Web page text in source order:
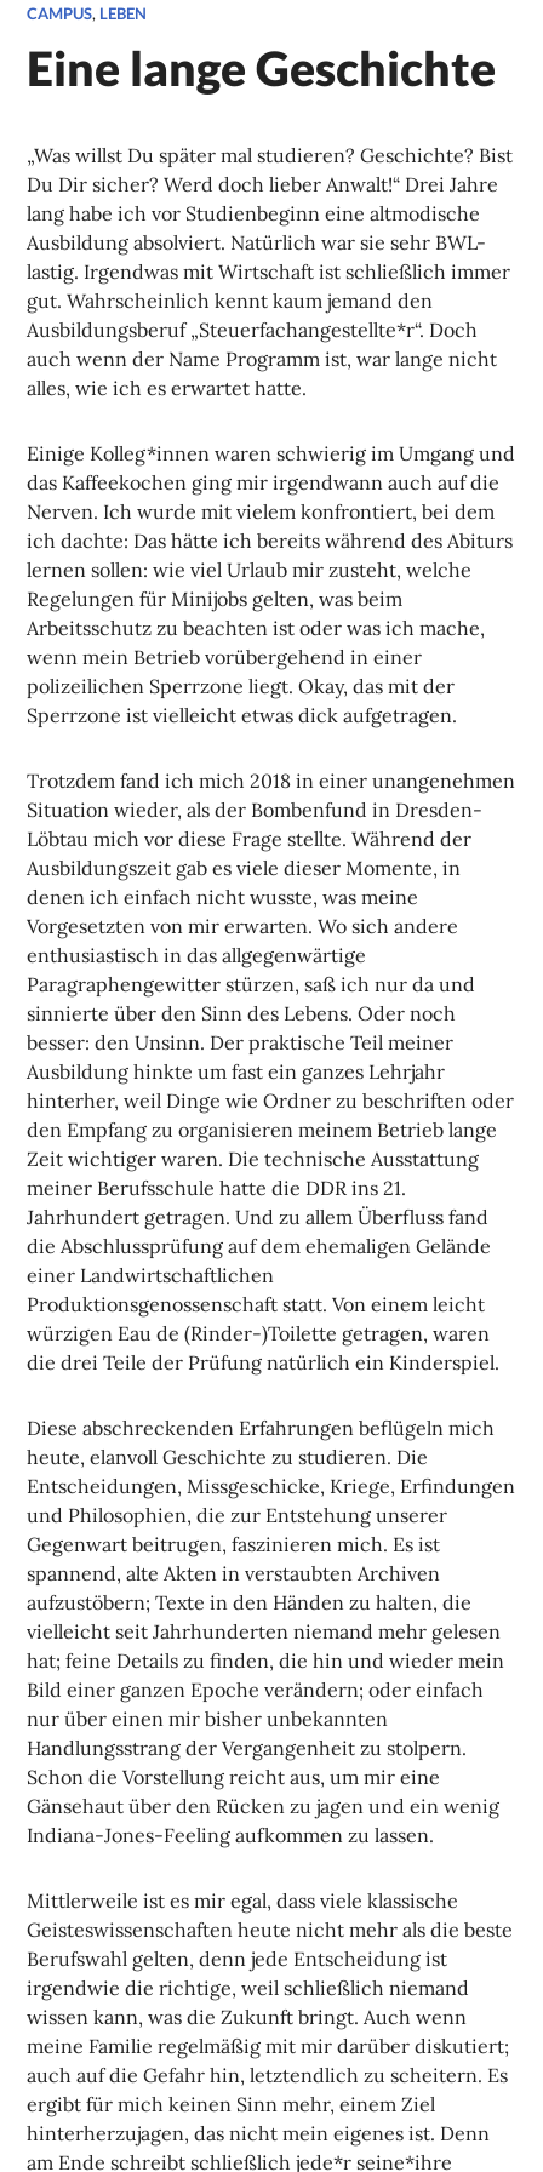
CAMPUS, LEBEN
Eine lange Geschichte
„Was willst Du später mal studieren? Geschichte? Bist
Du Dir sicher? Werd doch lieber Anwalt!“ Drei Jahre
lang habe ich vor Studienbeginn eine altmodische
Ausbildung absolviert. Natürlich war sie sehr BWL-
lastig. Irgendwas mit Wirtschaft ist schließlich immer
gut. Wahrscheinlich kennt kaum jemand den
Ausbildungsberuf „Steuerfachangestellte*r“. Doch
auch wenn der Name Programm ist, war lange nicht
alles, wie ich es erwartet hatte.
Einige Kolleg*innen waren schwierig im Umgang und
das Kaffeekochen ging mir irgendwann auch auf die
Nerven. Ich wurde mit vielem konfrontiert, bei dem
ich dachte: Das hätte ich bereits während des Abiturs
lernen sollen: wie viel Urlaub mir zusteht, welche
Regelungen für Minijobs gelten, was beim
Arbeitsschutz zu beachten ist oder was ich mache,
wenn mein Betrieb vorübergehend in einer
polizeilichen Sperrzone liegt. Okay, das mit der
Sperrzone ist vielleicht etwas dick aufgetragen.
Trotzdem fand ich mich 2018 in einer unangenehmen
Situation wieder, als der Bombenfund in Dresden-
Löbtau mich vor diese Frage stellte. Während der
Ausbildungszeit gab es viele dieser Momente, in
denen ich einfach nicht wusste, was meine
Vorgesetzten von mir erwarten. Wo sich andere
enthusiastisch in das allgegenwärtige
Paragraphengewitter stürzen, saß ich nur da und
sinnierte über den Sinn des Lebens. Oder noch
besser: den Unsinn. Der praktische Teil meiner
Ausbildung hinkte um fast ein ganzes Lehrjahr
hinterher, weil Dinge wie Ordner zu beschriften oder
den Empfang zu organisieren meinem Betrieb lange
Zeit wichtiger waren. Die technische Ausstattung
meiner Berufsschule hatte die DDR ins 21.
Jahrhundert getragen. Und zu allem Überfluss fand
die Abschlussprüfung auf dem ehemaligen Gelände
einer Landwirtschaftlichen
Produktionsgenossenschaft statt. Von einem leicht
würzigen Eau de (Rinder-)Toilette getragen, waren
die drei Teile der Prüfung natürlich ein Kinderspiel.
Diese abschreckenden Erfahrungen beflügeln mich
heute, elanvoll Geschichte zu studieren. Die
Entscheidungen, Missgeschicke, Kriege, Erfindungen
und Philosophien, die zur Entstehung unserer
Gegenwart beitrugen, faszinieren mich. Es ist
spannend, alte Akten in verstaubten Archiven
aufzustöbern; Texte in den Händen zu halten, die
vielleicht seit Jahrhunderten niemand mehr gelesen
hat; feine Details zu finden, die hin und wieder mein
Bild einer ganzen Epoche verändern; oder einfach
nur über einen mir bisher unbekannten
Handlungsstrang der Vergangenheit zu stolpern.
Schon die Vorstellung reicht aus, um mir eine
Gänsehaut über den Rücken zu jagen und ein wenig
Indiana-Jones-Feeling aufkommen zu lassen.
Mittlerweile ist es mir egal, dass viele klassische
Geisteswissenschaften heute nicht mehr als die beste
Berufswahl gelten, denn jede Entscheidung ist
irgendwie die richtige, weil schließlich niemand
wissen kann, was die Zukunft bringt. Auch wenn
meine Familie regelmäßig mit mir darüber diskutiert;
auch auf die Gefahr hin, letztendlich zu scheitern. Es
ergibt für mich keinen Sinn mehr, einem Ziel
hinterherzujagen, das nicht mein eigenes ist. Denn
am Ende schreibt schließlich jede*r seine*ihre